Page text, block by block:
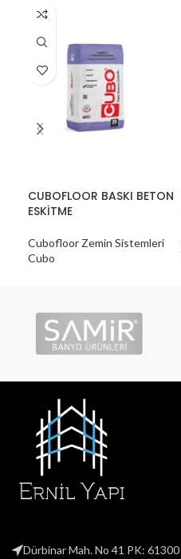
CUBOFLOOR BASKI BETON
ESKİTME
Cubofloor Zemin Sistemleri
Cubo
Dürbinar Mah. No 41 PK: